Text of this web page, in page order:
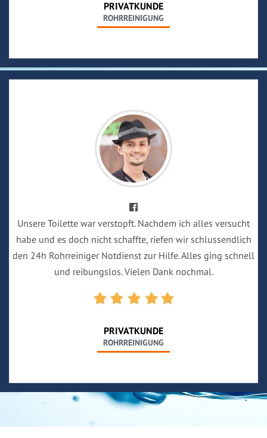
PRIVATKUNDE
ROHRREINIGUNG
Unsere Toilette war verstopft. Nachdem ich alles versucht
habe und es doch nicht schaffte, riefen wir schlussendlich
den 24h Rohrreiniger Notdienst zur Hilfe. Alles ging schnell
und reibungslos. Vielen Dank nochmal.
PRIVATKUNDE
ROHRREINIGUNG